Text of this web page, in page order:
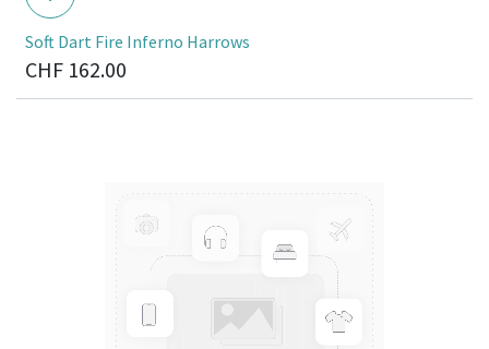
Soft Dart Fire Inferno Harrows
CHF 162.00